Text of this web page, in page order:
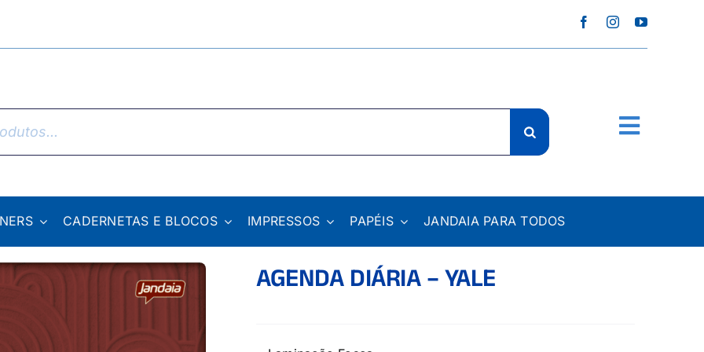
CADERNETAS E BLOCOS IMPRESSOS PAPÉIS JANDAIA PARA TODOS
AGENDA DIÁRIA – YALE